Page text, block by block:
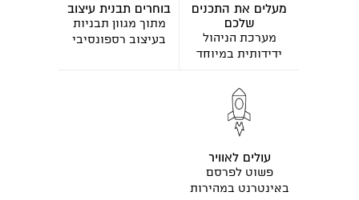
מעלים את התכנים
שלכם
מערכת הניהול
ידידותית במיוחד
בוחרים תבנית עיצוב
מתוך מגוון תבניות
בעיצוב רספונסיבי
עולים לאוויר
פשוט לפרסם
באינטרנט במהירות